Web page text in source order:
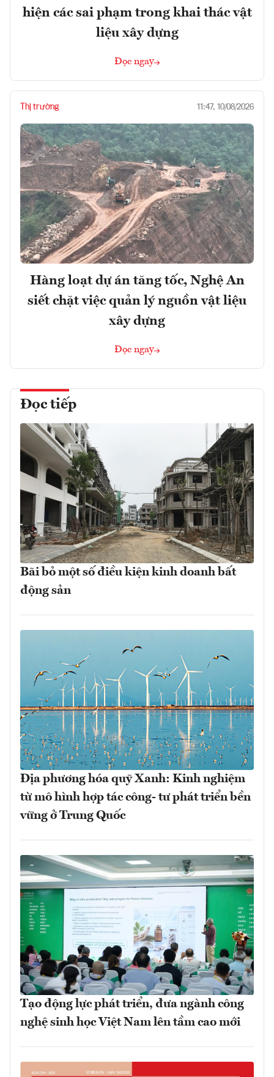
hiện các sai phạm trong khai thác vật
liệu xây dựng
Đọc ngay
Thị trường 11:47, 10/08/2026
Hàng loạt dự án tăng tốc, Nghệ An
siết chặt việc quản lý nguồn vật liệu
xây dựng
Đọc ngay
Đọc tiếp
Bãi bỏ một số điều kiện kinh doanh bất
động sản
Địa phương hóa quỹ Xanh: Kinh nghiệm
từ mô hình hợp tác công- tư phát triển bền
vững ở Trung Quốc
Tạo động lực phát triển, đưa ngành công
nghệ sinh học Việt Nam lên tầm cao mới